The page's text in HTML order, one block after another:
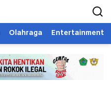
Olahraga Entertainment